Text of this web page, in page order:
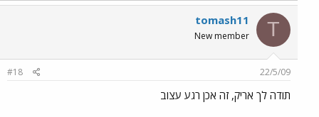
T
tomash11
New member
22/5/09
#18
תודה לך אריק, זה אכן רגע עצוב